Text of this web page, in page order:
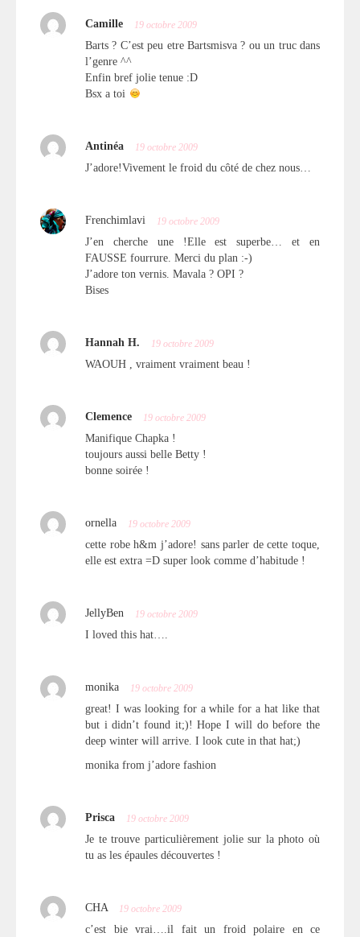
Camille 19 octobre 2009
Barts ? C’est peu etre Bartsmisva ? ou un truc dans
l’genre ^^
Enfin bref jolie tenue :D
Bsx a toi
Antinéa 19 octobre 2009
J’adore!Vivement le froid du côté de chez nous…
Frenchimlavi 19 octobre 2009
J’en cherche une !Elle est superbe… et en
FAUSSE fourrure. Merci du plan :-)
J’adore ton vernis. Mavala ? OPI ?
Bises
Hannah H. 19 octobre 2009
WAOUH , vraiment vraiment beau !
Clemence 19 octobre 2009
Manifique Chapka !
toujours aussi belle Betty !
bonne soirée !
ornella 19 octobre 2009
cette robe h&m j’adore! sans parler de cette toque,
elle est extra =D super look comme d’habitude !
JellyBen 19 octobre 2009
I loved this hat….
monika 19 octobre 2009
great! I was looking for a while for a hat like that
but i didn’t found it;)! Hope I will do before the
deep winter will arrive. I look cute in that hat;)
monika from j’adore fashion
Prisca 19 octobre 2009
Je te trouve particulièrement jolie sur la photo où
tu as les épaules découvertes !
CHA 19 octobre 2009
c’est bie vrai….il fait un froid polaire en ce